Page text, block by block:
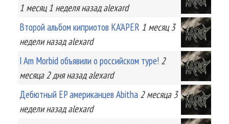
1 месяц 1 неделяназад alexard
Второй альбом киприотов KA'APER 1 месяц 3
неделиназад alexard
I Am Morbid объявили о российском туре! 2
месяца 2 дняназад alexard
Дебютный EP американцев Abitha 2 месяца 3
неделиназад alexard